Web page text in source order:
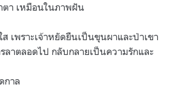
ตา เหมือนในภาพฝัน
เพราะเจ้าหยัดยืนเป็นขุนผาและป่าเขา
ลาตลอดไป กลับกลายเป็นความรักและ
กาล